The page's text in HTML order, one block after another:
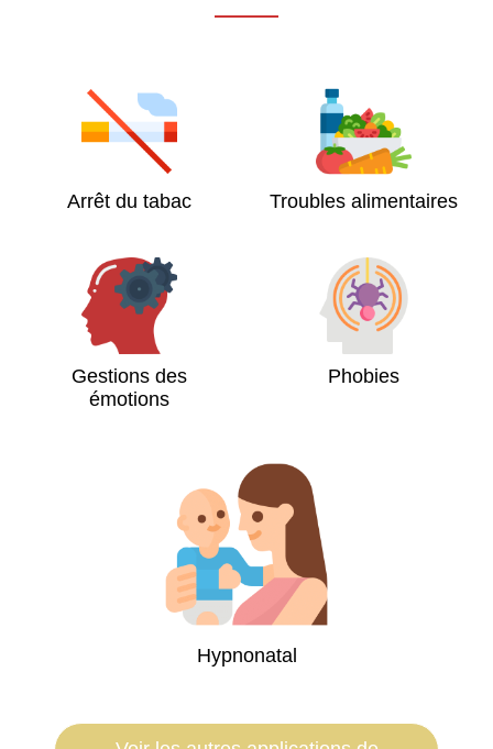
Arrêt du tabac Troubles alimentaires
Gestions des
émotions
Phobies
Hypnonatal